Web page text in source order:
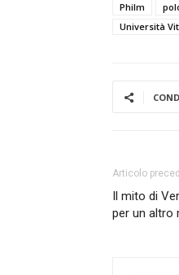
Philm
Università
Articolo
Il mito di
per un altro